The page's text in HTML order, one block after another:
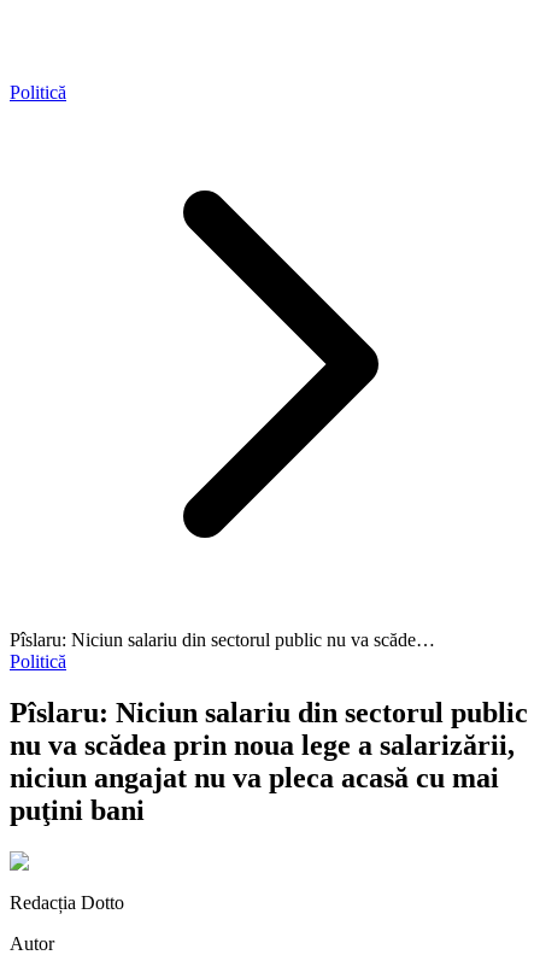
Politică
Pîslaru: Niciun salariu din sectorul public nu va scăde…
Politică
Pîslaru: Niciun salariu din sectorul public
nu va scădea prin noua lege a salarizării,
niciun angajat nu va pleca acasă cu mai
puţini bani
Redacția Dotto
Autor